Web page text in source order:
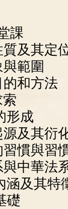
課
及其定
範圍
和方法
形成
及其衍
慣與習
中華法
及其特
礎